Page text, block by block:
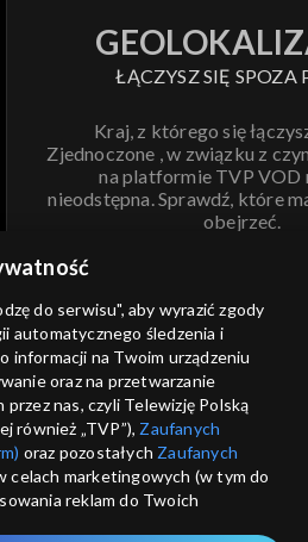
ŁĄCZYSZ SIĘ SPOZA
Kraj, z którego się
Zjednoczone , w związku z
na platformie TVP VOD
nieodstępna. Sprawdź, które
obejrzeć.
ANULUJ
do serwisu", aby wyrazić zgody
automatycznego śledzenia i
informacji na Twoim urządzeniu
oraz na przetwarzanie
nas, czyli Telewizję Polską
również „TVP”), Zaufanych
oraz pozostałych Zaufanych
celach marketingowych (w tym do
reklam do Twoich